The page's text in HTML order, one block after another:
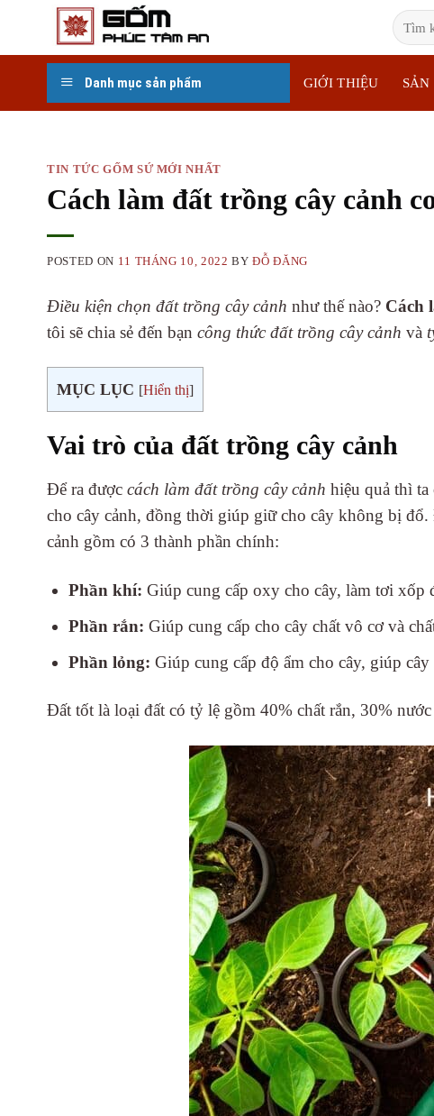
content
Tìm
kiếm:
Danh mục sản phẩm GIỚI THIỆU
TIN TỨC GỐM SỨ MỚI NHẤT
Cách làm đất trồng cây cảnh
POSTED ON 11 THÁNG 10, 2022 BYĐỖ ĐĂNG
Điều kiện chọn đất trồng cây cảnh như thế nào? Cách
tôi sẽ chia sẻ đến bạn công thức đất trồng cây cảnh và
MỤC LỤC [Hiển thị]
Vai trò của đất trồng cây cảnh
Để ra được cách làm đất trồng cây cảnh hiệu quả thì
cho cây cảnh, đồng thời giúp giữ cho cây không bị
cảnh gồm có 3 thành phần chính:
Phần khí: Giúp cung cấp oxy cho cây, làm tơi xốp
Phần rắn:Giúp cung cấp cho cây chất vô cơ và
Phần lỏng:Giúp cung cấp độ ẩm cho cây, giúp cây
Đất tốt là loại đất có tỷ lệ gồm 40% chất rắn, 30%